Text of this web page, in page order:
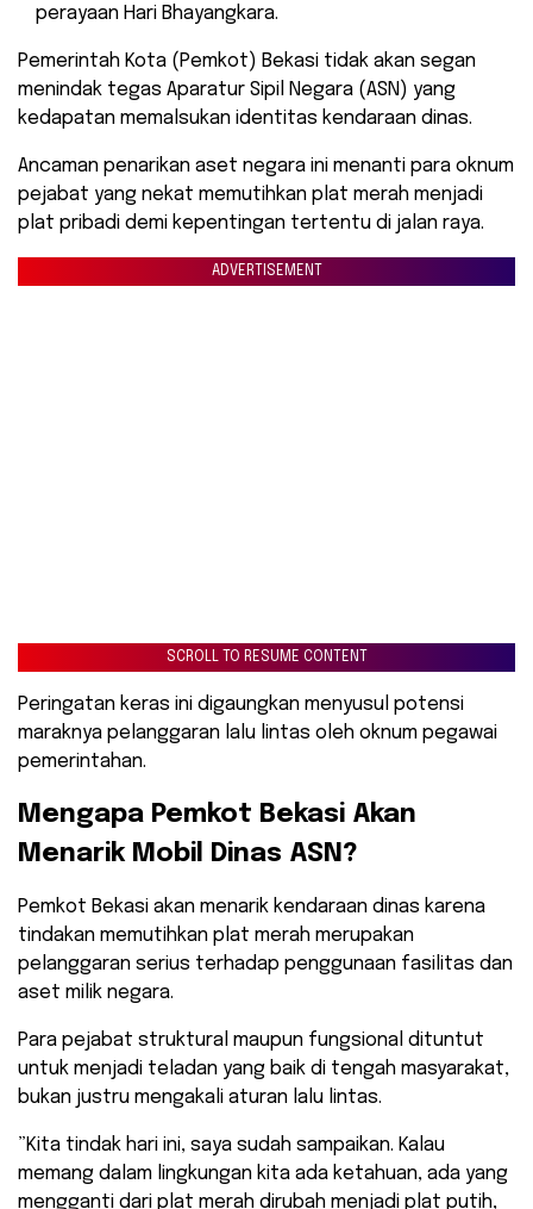
perayaan Hari Bhayangkara.
Pemerintah Kota (Pemkot) Bekasi tidak akan segan
menindak tegas Aparatur Sipil Negara (ASN) yang
kedapatan memalsukan identitas kendaraan dinas.
Ancaman penarikan aset negara ini menanti para oknum
pejabat yang nekat memutihkan plat merah menjadi
plat pribadi demi kepentingan tertentu di jalan raya.
ADVERTISEMENT
SCROLL TO RESUME CONTENT
Peringatan keras ini digaungkan menyusul potensi
maraknya pelanggaran lalu lintas oleh oknum pegawai
pemerintahan.
​Mengapa Pemkot Bekasi Akan
Menarik Mobil Dinas ASN?
​Pemkot Bekasi akan menarik kendaraan dinas karena
tindakan memutihkan plat merah merupakan
pelanggaran serius terhadap penggunaan fasilitas dan
aset milik negara.
Para pejabat struktural maupun fungsional dituntut
untuk menjadi teladan yang baik di tengah masyarakat,
bukan justru mengakali aturan lalu lintas.
​”Kita tindak hari ini, saya sudah sampaikan. Kalau
memang dalam lingkungan kita ada ketahuan, ada yang
mengganti dari plat merah dirubah menjadi plat putih,